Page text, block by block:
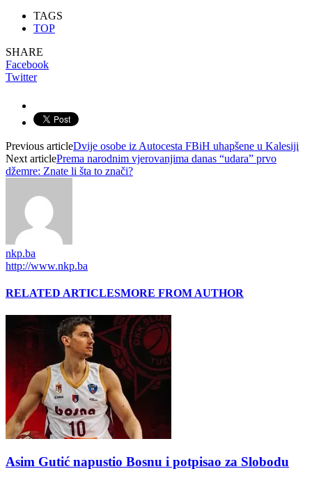
TAGS
TOP
SHARE
Facebook
Twitter
Previous articleDvije osobe iz Autocesta FBiH uhapšene u Kalesiji
Next articlePrema narodnim vjerovanjima danas “udara” prvo
džemre: Znate li šta to znači?
nkp.ba
http://www.nkp.ba
RELATED ARTICLESMORE FROM AUTHOR
Asim Gutić napustio Bosnu i potpisao za Slobodu